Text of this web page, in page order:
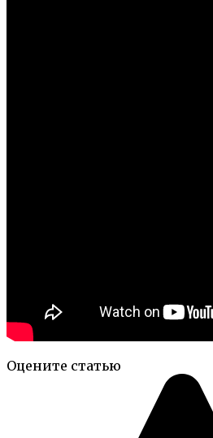
Оцените статью